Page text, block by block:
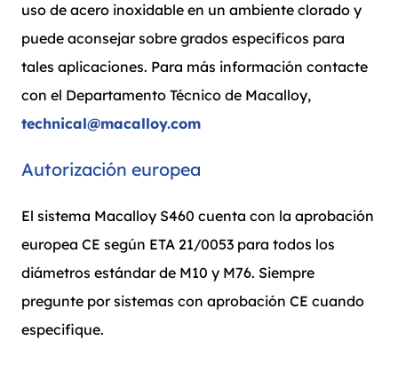
uso de acero inoxidable en un ambiente clorado y
puede aconsejar sobre grados específicos para
tales aplicaciones. Para más información contacte
con el Departamento Técnico de Macalloy,
technical@macalloy.com
Autorización europea
El sistema Macalloy S460 cuenta con la aprobación
europea CE según ETA 21/0053 para todos los
diámetros estándar de M10 y M76. Siempre
pregunte por sistemas con aprobación CE cuando
especifique.